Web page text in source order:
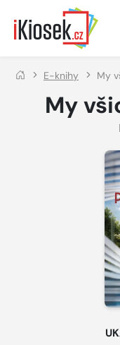
Přejít na hlavní obsah
E-knihy My
My